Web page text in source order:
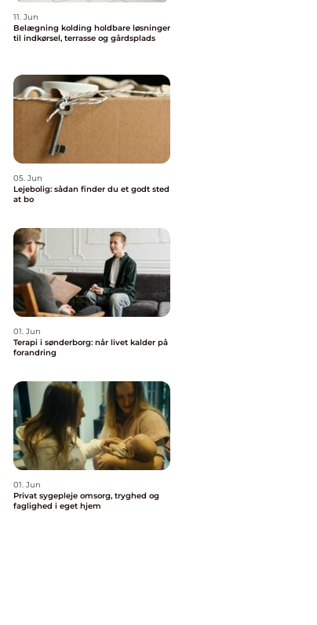
11. Jun
Belægning kolding holdbare løsninger
til indkørsel, terrasse og gårdsplads
05. Jun
Lejebolig: sådan finder du et godt sted
at bo
01. Jun
Terapi i sønderborg: når livet kalder på
forandring
01. Jun
Privat sygepleje omsorg, tryghed og
faglighed i eget hjem